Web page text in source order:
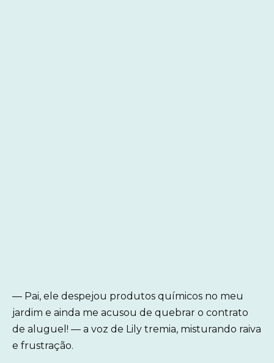
— Pai, ele despejou produtos químicos no meu
jardim e ainda me acusou de quebrar o contrato
de aluguel! — a voz de Lily tremia, misturando raiva
e frustração.